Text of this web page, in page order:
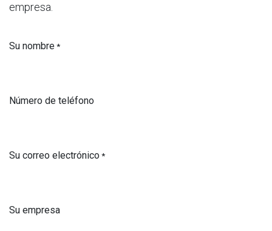
empresa.
Su nombre*
Número de teléfono
Su correo electrónico*
Su empresa